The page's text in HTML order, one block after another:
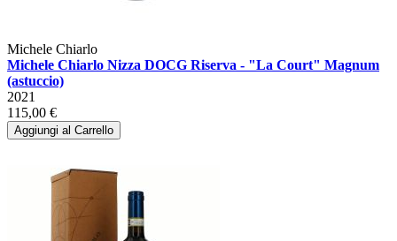
Michele Chiarlo
Michele Chiarlo Nizza DOCG Riserva - "La Court" Magnum
(astuccio)
2021
115,00 €
Aggiungi al Carrello